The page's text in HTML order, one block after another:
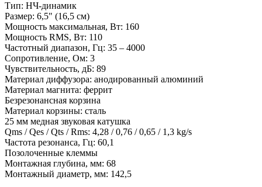
Тип: НЧ-динамик
Размер: 6,5" (16,5 см)
Мощность максимальная, Вт: 160
Мощность RMS, Вт: 110
Частотный диапазон, Гц: 35 – 4000
Сопротивление, Ом: 3
Чувствительность, дБ: 89
Материал диффузора: анодированный алюминий
Материал магнита: феррит
Безрезонансная корзина
Материал корзины: сталь
25 мм медная звуковая катушка
Qms / Qes / Qts / Rms: 4,28 / 0,76 / 0,65 / 1,3 kg/s
Частота резонанса, Гц: 60,1
Позолоченные клеммы
Монтажная глубина, мм: 68
Монтажный диаметр, мм: 142,5